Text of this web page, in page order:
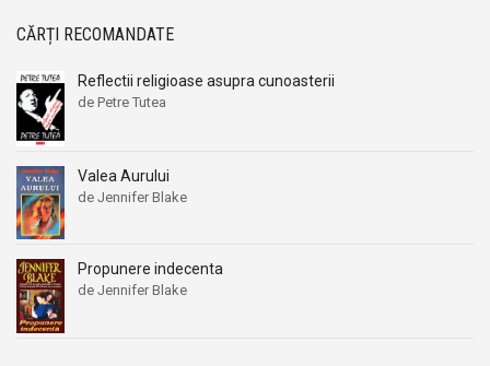
CĂRȚI RECOMANDATE
Reflectii religioase asupra cunoasterii
de Petre Tutea
Valea Aurului
de Jennifer Blake
Propunere indecenta
de Jennifer Blake